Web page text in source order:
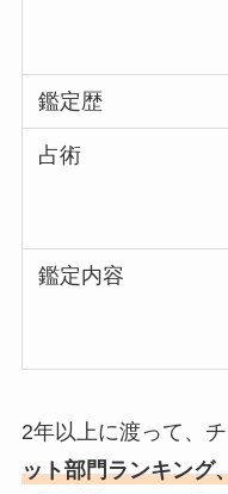
鑑定歴
占術
鑑定内容
2年以上に渡って、
ット部門ランキング